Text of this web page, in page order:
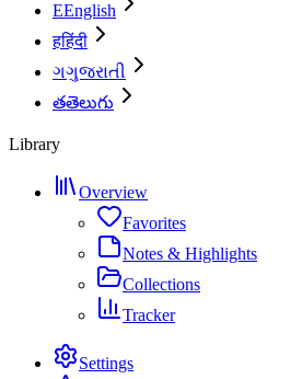
EEnglish
हहिंदी
ગગુજરાતી
తతెలుగు
Library
Overview
Favorites
Notes & Highlights
Collections
Tracker
Settings